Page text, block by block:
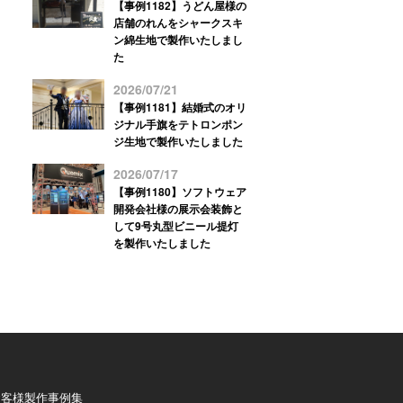
【事例1182】うどん屋様の
店舗のれんをシャークスキ
ン綿生地で製作いたしまし
た
2026/07/21
【事例1181】結婚式のオリ
ジナル手旗をテトロンポン
ジ生地で製作いたしました
2026/07/17
【事例1180】ソフトウェア
開発会社様の展示会装飾と
して9号丸型ビニール提灯
を製作いたしました
様製作事例集